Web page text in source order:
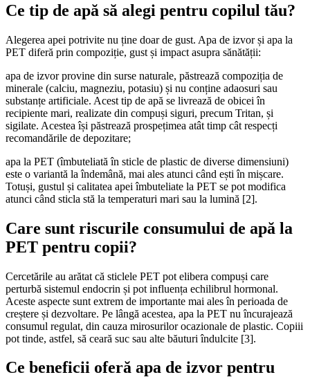
Ce tip de apă să alegi pentru copilul tău?
Alegerea apei potrivite nu ține doar de gust. Apa de izvor și apa la
PET diferă prin compoziție, gust și impact asupra sănătății:
apa de izvor provine din surse naturale, păstrează compoziția de
minerale (calciu, magneziu, potasiu) și nu conține adaosuri sau
substanțe artificiale. Acest tip de apă se livrează de obicei în
recipiente mari, realizate din compuși siguri, precum Tritan, și
sigilate. Acestea își păstrează prospețimea atât timp cât respecți
recomandările de depozitare;
apa la PET (îmbuteliată în sticle de plastic de diverse dimensiuni)
este o variantă la îndemână, mai ales atunci când ești în mișcare.
Totuși, gustul și calitatea apei îmbuteliate la PET se pot modifica
atunci când sticla stă la temperaturi mari sau la lumină [2].
Care sunt riscurile consumului de apă la
PET pentru copii?
Cercetările au arătat că sticlele PET pot elibera compuși care
perturbă sistemul endocrin și pot influența echilibrul hormonal.
Aceste aspecte sunt extrem de importante mai ales în perioada de
creștere și dezvoltare. Pe lângă acestea, apa la PET nu încurajează
consumul regulat, din cauza mirosurilor ocazionale de plastic. Copiii
pot tinde, astfel, să ceară suc sau alte băuturi îndulcite [3].
Ce beneficii oferă apa de izvor pentru